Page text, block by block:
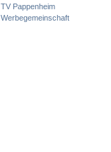
TV Pappenheim
Werbegemeinschaft